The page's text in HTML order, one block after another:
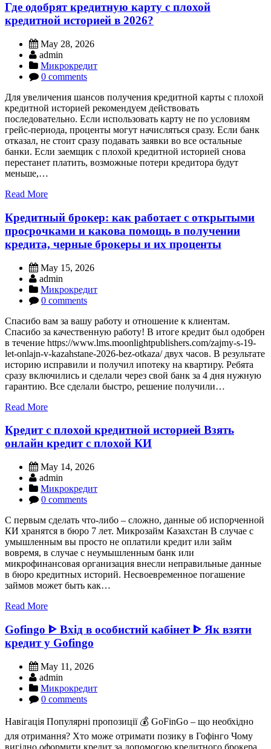
Где одобрят кредитную карту с плохой
кредитной историей в 2026?
May 28, 2026
admin
Микрокредит
0 comments
Для увеличения шансов получения кредитной карты с плохой
кредитной историей рекомендуем действовать
последовательно. Если использовать карту не по условиям
грейс-периода, проценты могут начисляться сразу. Если банк
отказал, не стоит сразу подавать заявки во все остальные
банки. Если заемщик с плохой кредитной историей снова
перестанет платить, возможные потери кредитора будут
меньше,…
Read More
Кредитный брокер: как работает с открытыми
просрочками и какова помощь в получении
кредита, черные брокеры и их проценты
May 15, 2026
admin
Микрокредит
0 comments
Спасибо вам за вашу работу и отношение к клиентам.
Спасибо за качественную работу! В итоге кредит был одобрен
в течение https://www.lms.moonlightpublishers.com/zajmy-s-19-
let-onlajn-v-kazahstane-2026-bez-otkaza/ двух часов. В результате
историю исправили и получил ипотеку на квартиру. Ребята
сразу включились и сделали через свой банк за 4 дня нужную
гарантию. Все сделали быстро, решение получили…
Read More
Кредит с плохой кредитной историей Взять
онлайн кредит с плохой КИ
May 14, 2026
admin
Микрокредит
0 comments
С первым сделать что-либо – сложно, данные об испорченной
КИ хранятся в бюро 7 лет. Микрозайм Казахстан В случае с
умышленным вы просто не оплатили кредит или займ
вовремя, в случае с неумышленным банк или
микрофинансовая организация внесли неправильные данные
в бюро кредитных историй. Несвоевременное погашение
займов может быть как…
Read More
Gofingo ᐈ Вхід в особистий кабінет ᐈ Як взяти
кредит у Gofingo
May 11, 2026
admin
Микрокредит
0 comments
Навігація Популярні пропозиції 💰 GoFinGo – що необхідно
для отримання? Хто може отримати позику в Гофінго Чому
вигідно оформити кредит за допомогою кредитного брокера